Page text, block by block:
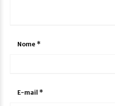
Nome *
E-mail *